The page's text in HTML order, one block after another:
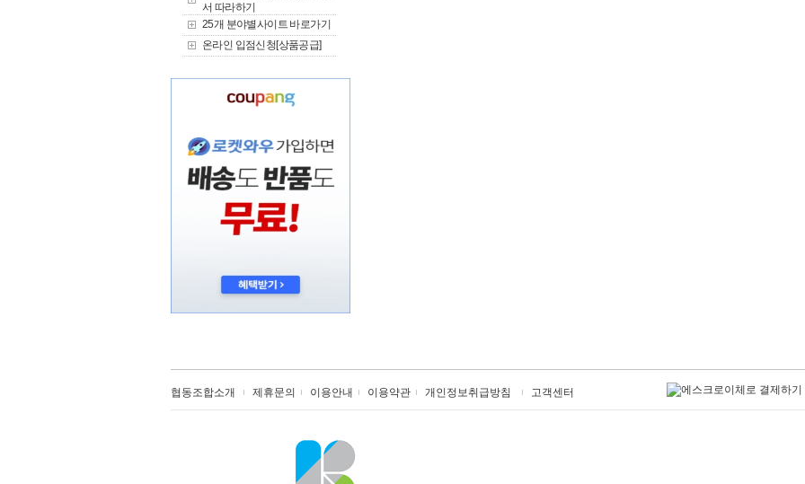
서 따라하기
25개 분야별사이트 바로가기
온라인 입점신청[상품공급]
협동조합소개 제휴문의 이용안내 이용약관 개인정보취급방침 고객센터